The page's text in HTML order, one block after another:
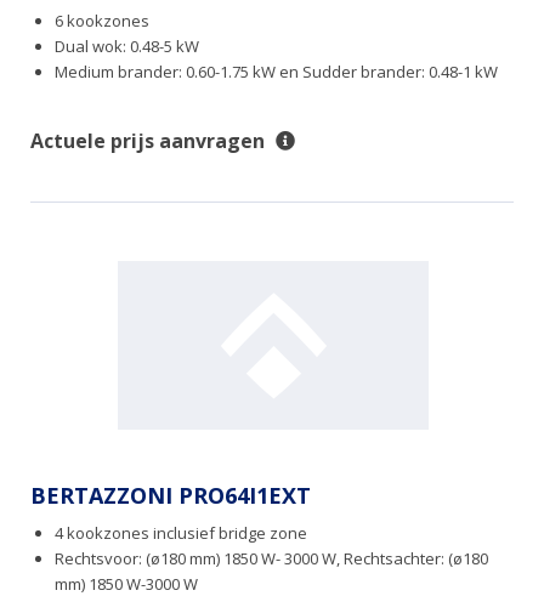
6 kookzones
Dual wok: 0.48-5 kW
Medium brander: 0.60-1.75 kW en Sudder brander: 0.48-1 kW
Actuele prijs aanvragen
BERTAZZONI PRO64I1EXT
4 kookzones inclusief bridge zone
Rechtsvoor: (ø180 mm) 1850 W- 3000 W, Rechtsachter: (ø180
mm) 1850 W-3000 W